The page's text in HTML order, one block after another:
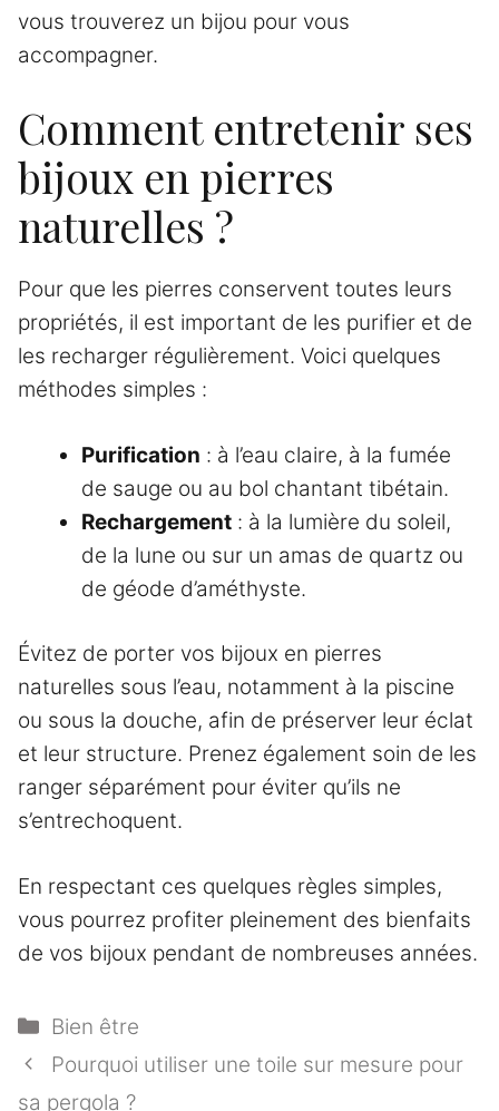
vous trouverez un bijou pour vous
accompagner.
Comment entretenir ses
bijoux en pierres
naturelles ?
Pour que les pierres conservent toutes leurs
propriétés, il est important de les purifier et de
les recharger régulièrement. Voici quelques
méthodes simples :
Purification : à l’eau claire, à la fumée
de sauge ou au bol chantant tibétain.
Rechargement : à la lumière du soleil,
de la lune ou sur un amas de quartz ou
de géode d’améthyste.
Évitez de porter vos bijoux en pierres
naturelles sous l’eau, notamment à la piscine
ou sous la douche, afin de préserver leur éclat
et leur structure. Prenez également soin de les
ranger séparément pour éviter qu’ils ne
s’entrechoquent.
En respectant ces quelques règles simples,
vous pourrez profiter pleinement des bienfaits
de vos bijoux pendant de nombreuses années.
Catégories
Bien être
Pourquoi utiliser une toile sur mesure pour
sa pergola ?